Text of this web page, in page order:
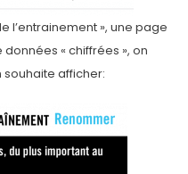
l’entrainement », une page
« chiffrées », on
souhaite afficher: